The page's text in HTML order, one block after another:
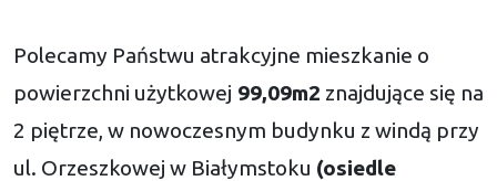
Polecamy Państwu atrakcyjne mieszkanie o
powierzchni użytkowej 99,09m2 znajdujące się na
2 piętrze, w nowoczesnym budynku z windą przy
ul. Orzeszkowej w Białymstoku (osiedle